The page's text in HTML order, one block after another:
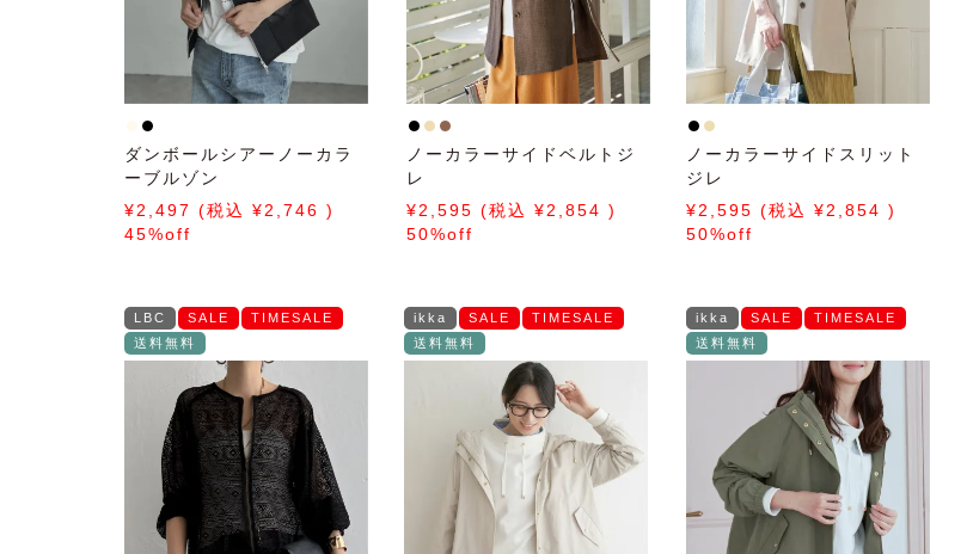
ダンボールシアーノーカラ
ーブルゾン
2,497
2,746
45%off
ノーカラーサイドベルトジ
レ
2,595
2,854
50%off
ノーカラーサイドスリット
ジレ
2,595
2,854
50%off
LBC SALE
TIMESALE
送料無料
ikka SALE
TIMESALE
送料無料
ikka SALE
TIMESALE
送料無料